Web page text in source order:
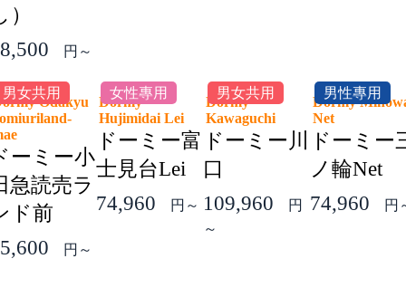
）
円～
男女共用
Odakyu
ーミー小
急読売ラ
ド前
円～
女性專用
Dormy
Hujimidai Lei
ドーミー富
士見台Lei
74,960
円～
男女共用
Dormy
Kawaguchi
ドーミー川
口
109,960
円
～
男性專用
Dormy
Net
ドーミー
ノ輪Net
74,960
円